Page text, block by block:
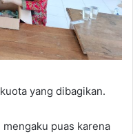
yang dibagikan.
puas karena